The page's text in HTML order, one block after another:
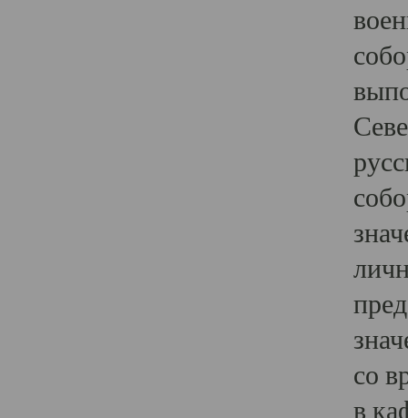
со
в